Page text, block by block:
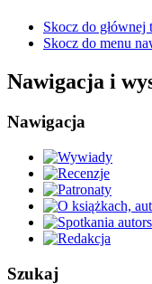
Skocz do głównej
Skocz do menu
Nawigacja i
Nawigacja
Szukaj